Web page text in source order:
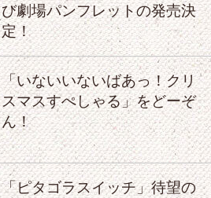
び劇場パンフレットの発売決
定！
「いないいないばあっ！クリ
スマスすぺしゃる」をどーぞ
ん！
「ピタゴラスイッチ」待望の